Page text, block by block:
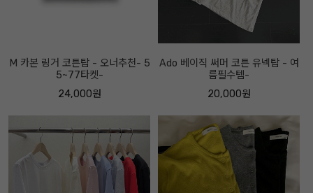
M 카본 링거 코튼탑 - 오너추천- 5
5~77타켓-
24,000원
Ado 베이직 써머 코튼 유넥탑 - 여
름필수템-
20,000원